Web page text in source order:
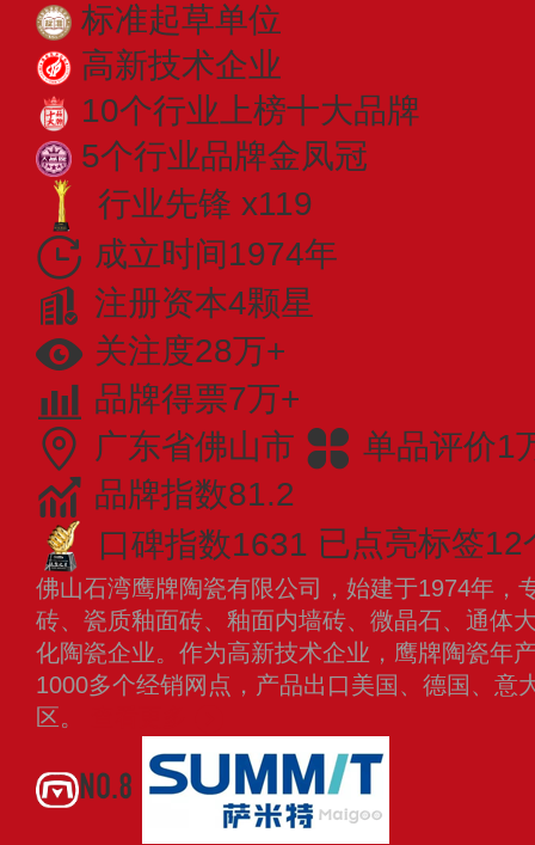
标准起草单位
高新技术企业
10个行业上榜十大品牌
5个行业品牌金凤冠
行业先锋 x119
成立时间1974年
注册资本4颗星
关注度28万+
品牌得票7万+
广东省佛山市
单品评价1
品牌指数81.2
口碑指数1631 已点亮标签12
佛山石湾鹰牌陶瓷有限公司，始建于1974年，
砖、瓷质釉面砖、釉面内墙砖、微晶石、通体
化陶瓷企业。作为高新技术企业，鹰牌陶瓷年
1000多个经销网点，产品出口美国、德国、意
区。
NO.8